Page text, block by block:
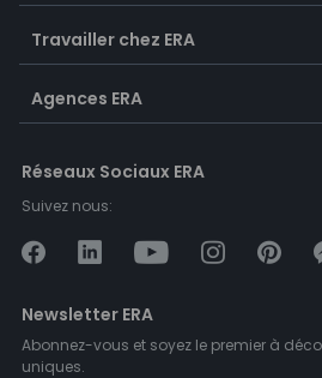
Travailler chez ERA
Agences ERA
Réseaux Sociaux ERA
Suivez nous:
Newsletter ERA
Abonnez-vous et soyez le premier à
uniques.